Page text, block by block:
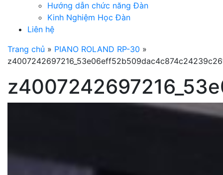
Hướng dẫn chức năng Đàn
Kinh Nghiệm Học Đàn
Liên hệ
Trang chủ » PIANO ROLAND RP-30 »